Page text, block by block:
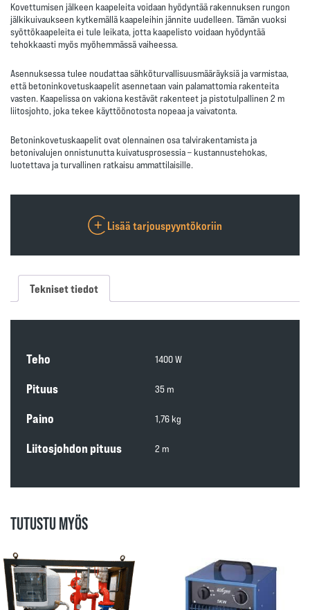
Kovettumisen jälkeen kaapeleita voidaan hyödyntää rakennuksen rungon
jälkikuivaukseen kytkemällä kaapeleihin jännite uudelleen. Tämän vuoksi
syöttökaapeleitaei tule leikata, jotta kaapelisto voidaan hyödyntää
tehokkaasti myös myöhemmässä vaiheessa.
Asennuksessa tulee noudattaa sähköturvallisuusmääräyksiä ja varmistaa,
että betoninkovetuskaapelit asennetaan vain palamattomia rakenteita
vasten. Kaapelissa on vakiona kestävät rakenteet japistotulpallinen 2 m
liitosjohto, joka tekee käyttöönotosta nopeaa ja vaivatonta.
Betoninkovetuskaapelit ovat olennainen osa talvirakentamista ja
betonivalujen onnistunutta kuivatusprosessia – kustannustehokas,
luotettava ja turvallinen ratkaisu ammattilaisille.
Lisää tarjouspyyntökoriin
Tekniset tiedot
Teho 1400 W
Pituus 35 m
Paino 1,76 kg
Liitosjohdon pituus 2 m
TUTUSTU MYÖS